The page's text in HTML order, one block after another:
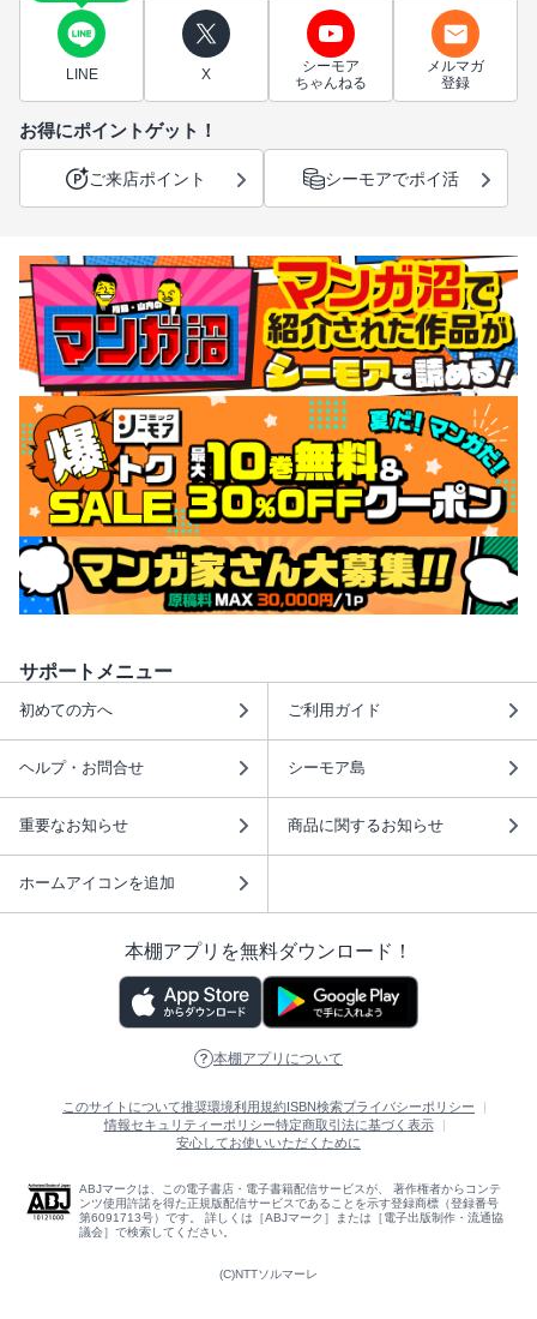
LINE X
シーモア
ちゃんねる
メルマガ
登録
お得にポイントゲット！
ご来店ポイント シーモアでポイ活
サポートメニュー
初めての方へ ご利用ガイド
ヘルプ・お問合せ シーモア島
重要なお知らせ 商品に関するお知らせ
ホームアイコンを追加
本棚アプリを無料ダウンロード！
本棚アプリについて
このサイトについて推奨環境利用規約 ISBN検索プライバシーポリシー
情報セキュリティーポリシー特定商取引法に基づく表示
安心してお使いいただくために
ABJマークは、この電子書店・電子書籍配信サービスが、 著作権者からコンテ
ンツ使用許諾を得た正規版配信サービスであることを示す登録商標（登録番号
第6091713号）です。 詳しくは［ABJマーク］または［電子出版制作・流通協
議会］で検索してください。
(C)NTTソルマーレ